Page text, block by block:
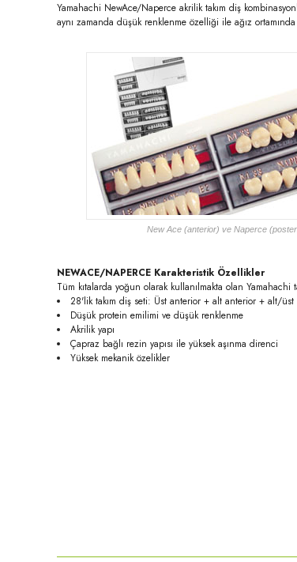
Yamahachi NewAce/Naperce akrilik takım diş
aynı zamanda düşük renklenme özelliği ile ağız
New Ace (anterior) ve Naperce
NEWACE/NAPERCE Karakteristik Özellikler
Tüm kıtalarda yoğun olarak kullanılmakta olan Yamahachi
28'lik takım diş seti: Üst anterior + alt anterior + alt/üst
Düşük protein emilimi ve düşük renklenme
Akrilik yapı
Çapraz bağlı rezin yapısı ile yüksek aşınma direnci
Yüksek mekanik özelikler